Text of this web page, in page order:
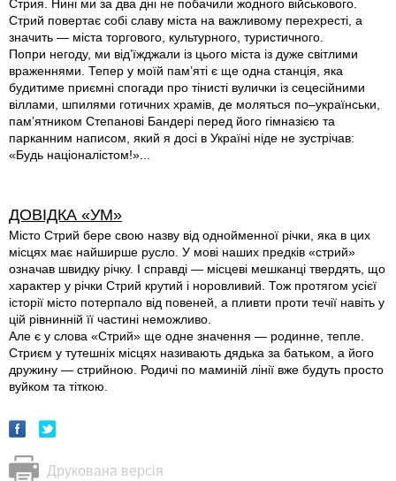
Стрия. Нині ми за два дні не побачили жодного військового.
Стрий повертає собі славу міста на важливому перехресті, а
значить — міста торгового, культурного, туристичного.
Попри негоду, ми від’їжджали із цього міста із дуже світлими
враженнями. Тепер у моїй пам’яті є ще одна станція, яка
будитиме приємні спогади про тінисті вулички із сецесійними
віллами, шпилями готичних храмів, де моляться по–українськи,
пам’ятником Степанові Бандері перед його гімназією та
парканним написом, який я досі в Україні ніде не зустрічав:
«Будь націоналістом!»...
ДОВІДКА «УМ»
Місто Стрий бере свою назву від однойменної річки, яка в цих
місцях має найширше русло. У мові наших предків «стрий»
означав швидку річку. І справді — місцеві мешканці твердять, що
характер у річки Стрий крутий і норовливий. Тож протягом усієї
історії місто потерпало від повеней, а пливти проти течії навіть у
цій рівнинній її частині неможливо.
Але є у слова «Стрий» ще одне значення — родинне, тепле.
Стриєм у тутешніх місцях називають дядька за батьком, а його
дружину — стрийною. Родичі по маминій лінії вже будуть просто
вуйком та тіткою.
Друкована версія